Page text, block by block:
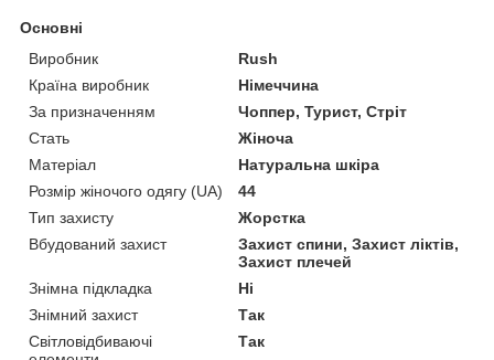
Основні
Виробник
Rush
Країна виробник
Німеччина
За призначенням
Чоппер, Турист, Стріт
Стать
Жіноча
Матеріал
Натуральна шкіра
Розмір жіночого одягу (UA)
44
Тип захисту
Жорстка
Вбудований захист
Захист спини, Захист ліктів,
Захист плечей
Знімна підкладка
Ні
Знімний захист
Так
Світловідбиваючі
Так